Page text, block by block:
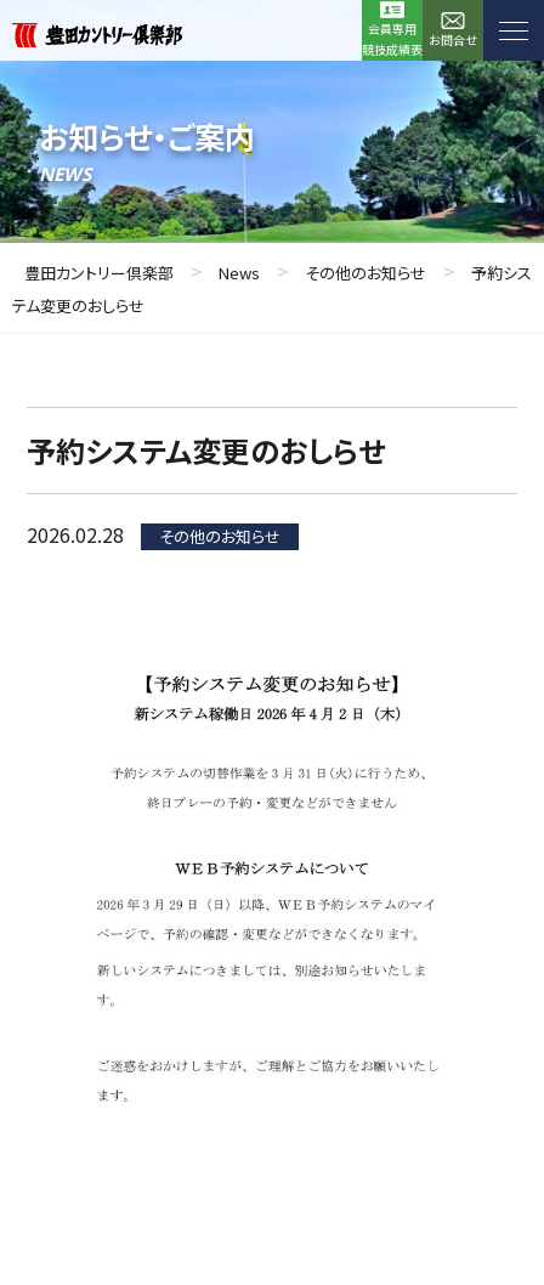
会員専用
競技成績表
お問合せ
お知らせ・ご案内
NEWS
豊田カントリー倶楽部 > News > その他のお知らせ >
予約シス
テム変更のおしらせ
予約システム変更のおしらせ
2026.02.28 その他のお知らせ